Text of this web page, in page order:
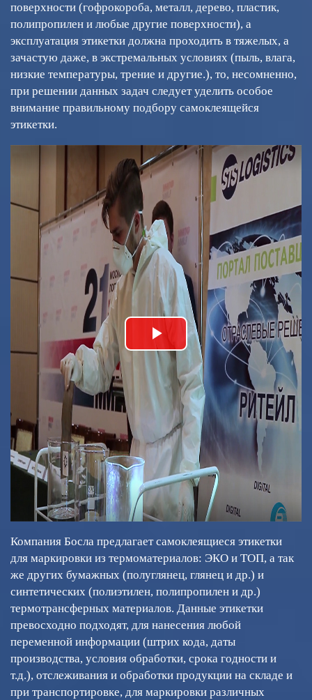
поверхности (гофрокороба, металл, дерево, пластик,
полипропилен и любые другие поверхности), а
эксплуатация этикетки должна проходить в тяжелых, а
зачастую даже, в экстремальных условиях (пыль, влага,
низкие температуры, трение и другие.), то, несомненно,
при решении данных задач следует уделить особое
внимание правильному подбору самоклеящейся
этикетки.
Play
Video
Компания Босла предлагает самоклеящиеся этикетки
для маркировки из термоматериалов: ЭКО и ТОП, а так
же других бумажных (полуглянец, глянец и др.) и
синтетических (полиэтилен, полипропилен и др.)
термотрансферных материалов. Данные этикетки
превосходно подходят, для нанесения любой
переменной информации (штрих кода, даты
производства, условия обработки, срока годности и
т.д.), отслеживания и обработки продукции на складе и
при транспортировке, для маркировки различных